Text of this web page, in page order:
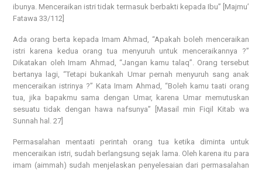
ibunya. Menceraikan istri tidak termasuk berbakti kepada Ibu” [Majmu’
Fatawa 33/112]
Ada orang berta kepada Imam Ahmad, “Apakah boleh menceraikan
istri karena kedua orang tua menyuruh untuk menceraikannya ?”
Dikatakan oleh Imam Ahmad, “Jangan kamu talaq”. Orang tersebut
bertanya lagi, “Tetapi bukankah Umar pernah menyuruh sang anak
menceraikan istrinya ?” Kata Imam Ahmad, “Boleh kamu taati orang
tua, jika bapakmu sama dengan Umar, karena Umar memutuskan
sesuatu tidak dengan hawa nafsunya” [Masail min Fiqil Kitab wa
Sunnah hal. 27]
Permasalahan mentaati perintah orang tua ketika diminta untuk
menceraikan istri, sudah berlangsung sejak lama. Oleh karena itu para
imam (aimmah) sudah menjelaskan penyelesaian dari permasalahan